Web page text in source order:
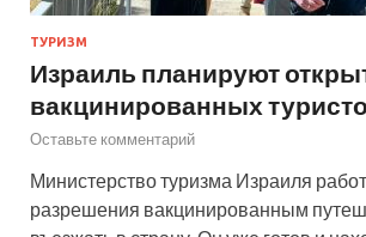
ТУРИЗМ
Израиль планируют
вакцинированных
Оставьте комментарий
Министерство туризма Израиля
разрешения вакцинированным